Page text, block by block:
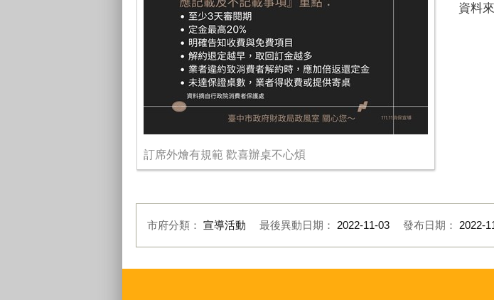
訂席外燴有規範 歡喜辦桌不心煩
資料
市府分類： 宣導活動 最後異動日期： 2022-11-03 發布日期： 2022-